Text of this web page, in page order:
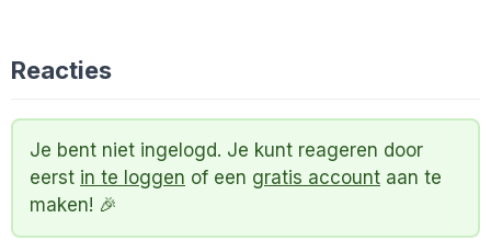
Reacties
Je bent niet ingelogd. Je kunt reageren door
eerst in te loggen of een gratis account aan te
maken! 🎉